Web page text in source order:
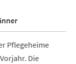
Pflegeheime
Die